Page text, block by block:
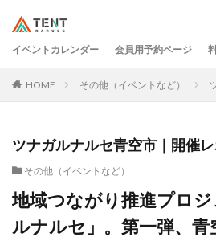
イベントカレンダー 会員用予約ページ
HOME その他（イベントなど）
ツナガルナルセ青空市｜開催
その他（イベントなど）
地域つながり推進プロ
ルナルセ」。第一弾、青